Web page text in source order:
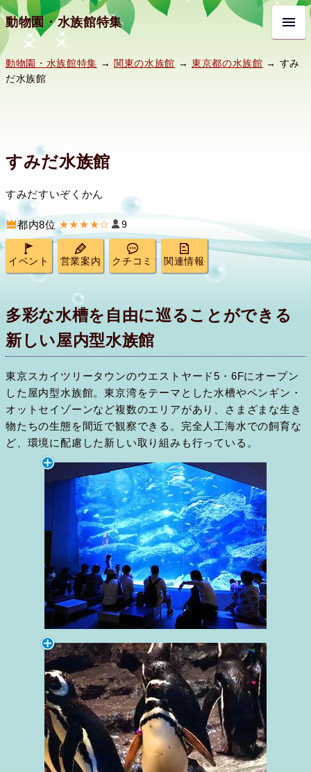
動物園・水族館特集
動物園・水族館特集 → 関東の水族館 → 東京都の水族館 → すみ
だ水族館
すみだ水族館
すみだすいぞくかん
都内8位 ★★★★☆ 9
イベント 営業案内 クチコミ 関連情報
多彩な水槽を自由に巡ることができる
新しい屋内型水族館
東京スカイツリータウンのウエストヤード5・6Fにオープン
した屋内型水族館。東京湾をテーマとした水槽やペンギン・
オットセイゾーンなど複数のエリアがあり、さまざまな生き
物たちの生態を間近で観察できる。完全人工海水での飼育な
ど、環境に配慮した新しい取り組みも行っている。